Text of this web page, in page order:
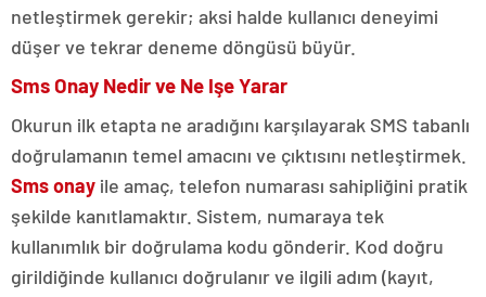
netleştirmek gerekir; aksi halde kullanıcı deneyimi
düşer ve tekrar deneme döngüsü büyür.
Sms Onay Nedir ve Ne Işe Yarar
Okurun ilk etapta ne aradığını karşılayarak SMS tabanlı
doğrulamanın temel amacını ve çıktısını netleştirmek.
Sms onay ile amaç, telefon numarası sahipliğini pratik
şekilde kanıtlamaktır. Sistem, numaraya tek
kullanımlık bir doğrulama kodu gönderir. Kod doğru
girildiğinde kullanıcı doğrulanır ve ilgili adım (kayıt,